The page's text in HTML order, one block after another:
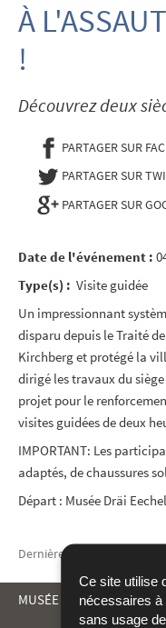
Ce site utilise
nécessaires à
sans usage
À
!
Découvrez deux
PARTAGER SUR
PARTAGER SUR
PARTAGER SUR
Date de l'événement :
Type(s) : Visite guidée
Un impressionnant
disparu depuis le Traité
Kirchberg et protégé la
dirigé les travaux du
projet pour le
visites guidées de deux
IMPORTANT: Les
adaptés, de chaussures
Départ : Musée Dräi
Dernière mise à jour
MUSÉE DRÄI EECHELEN